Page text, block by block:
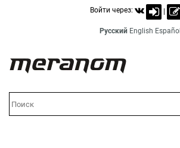
Войти через:
Русский English Español